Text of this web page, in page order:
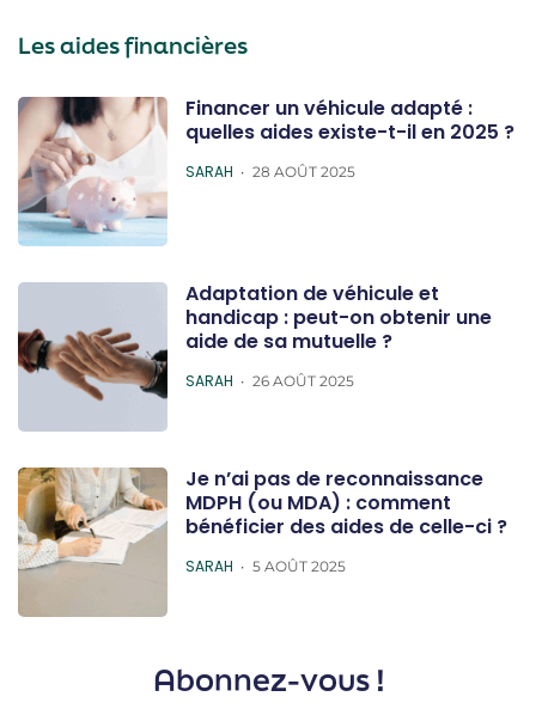
Les aides financières
Financer un véhicule adapté :
quelles aides existe-t-il en 2025 ?
POSTED
SARAH 28 AOÛT 2025
Adaptation de véhicule et
handicap : peut-on obtenir une
aide de sa mutuelle ?
POSTED
SARAH 26 AOÛT 2025
Je n’ai pas de reconnaissance
MDPH (ou MDA) : comment
bénéficier des aides de celle-ci ?
POSTED
SARAH 5 AOÛT 2025
Abonnez-vous !